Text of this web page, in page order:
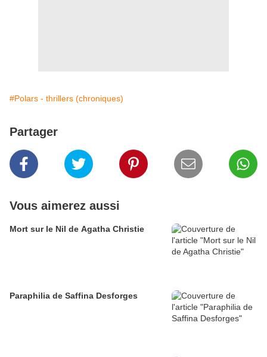
#Polars - thrillers (chroniques)
Partager
Vous aimerez aussi
Mort sur le Nil de Agatha Christie
Paraphilia de Saffina Desforges